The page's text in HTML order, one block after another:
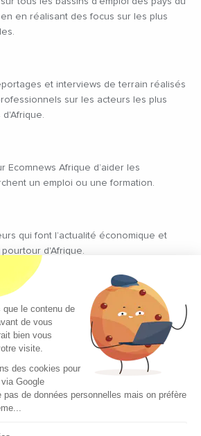
en réalisant des focus sur les plus
et interviews de terrain réalisés
sur les acteurs les plus
d'Afrique.
Ecomnews Afrique d’aider les
un emploi ou une formation.
qui font l’actualité économique et
d'Afrique.
droits réservés